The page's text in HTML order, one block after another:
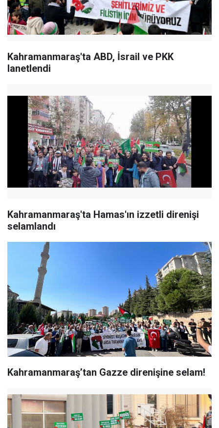
Kahramanmaraş'ta ABD, İsrail ve PKK
lanetlendi
Kahramanmaraş'ta Hamas'ın izzetli direnişi
selamlandı
Kahramanmaraş’tan Gazze direnişine selam!